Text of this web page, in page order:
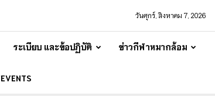
วันศุกร์, สิงหาคม 7, 2026
ระเบียบ และข้อปฏิบัติ ข่าวกีฬาหมากล้อม
EVENTS